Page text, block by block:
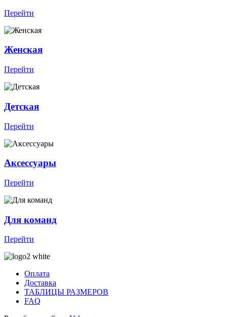
Перейти
Женская
Перейти
Детская
Перейти
Аксессуары
Перейти
Для команд
Перейти
Оплата
Доставка
ТАБЛИЦЫ РАЗМЕРОВ
FAQ